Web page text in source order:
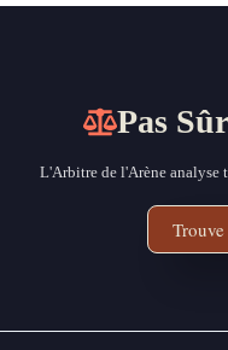
Pas
L'Arbitre de l'Arène analyse